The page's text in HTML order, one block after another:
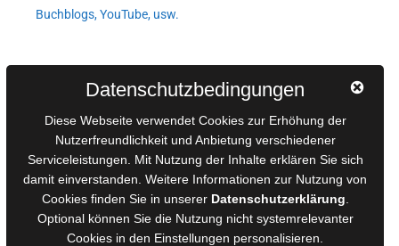
Buchblogs, YouTube, usw.
AGB für Medienprojekte
Online-Artikel
Manuskripte einreichen
Ausschreibungen
Belegexemplare
Eigenbedarfsexemplare
Datenschutzbedingungen
Diese Webseite verwendet Cookies zur Erhöhung der
Nutzerfreundlichkeit und Anbietung verschiedener
Serviceleistungen. Mit Nutzung der Inhalte erklären Sie sich
damit einverstanden. Weitere Informationen zur Nutzung von
Cookies finden Sie in unserer Datenschutzerklärung
Optional können Sie die Nutzung nicht systemrelevanter
Cookies in den Einstellungen personalisieren.